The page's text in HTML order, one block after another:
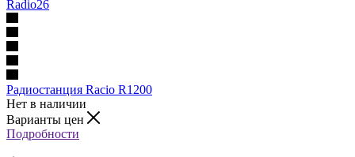
Радиостанция Racio R1200
Нет в наличии
Варианты цен
Подробности